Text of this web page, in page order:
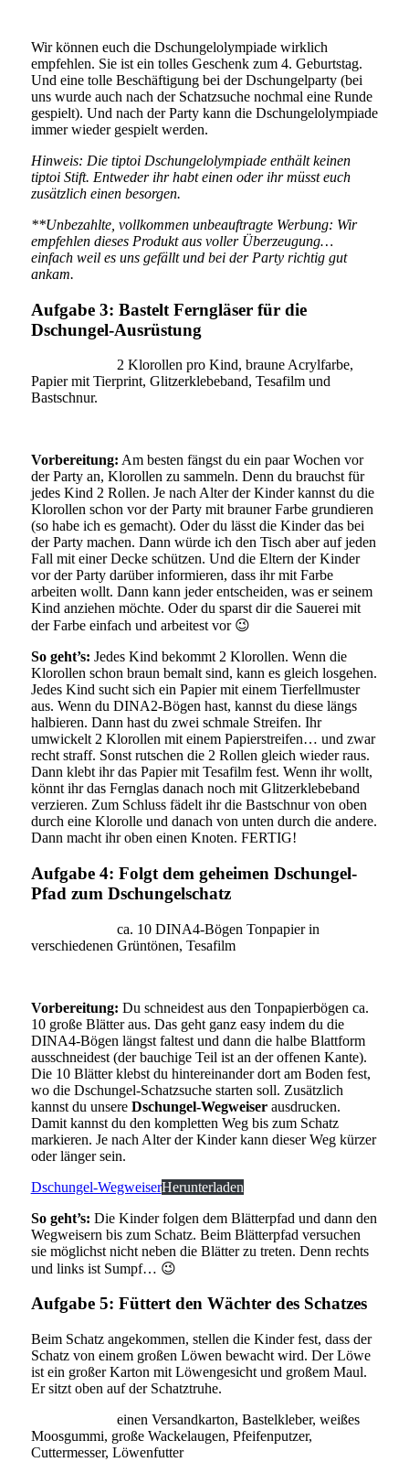
Wir können euch die Dschungelolympiade wirklich
empfehlen. Sie ist ein tolles Geschenk zum 4. Geburtstag.
Und eine tolle Beschäftigung bei der Dschungelparty (bei
uns wurde auch nach der Schatzsuche nochmal eine Runde
gespielt). Und nach der Party kann die Dschungelolympiade
immer wieder gespielt werden.
Hinweis: Die tiptoi Dschungelolympiade enthält keinen
tiptoi Stift. Entweder ihr habt einen oder ihr müsst euch
zusätzlich einen besorgen.
**Unbezahlte, vollkommen unbeauftragte Werbung: Wir
empfehlen dieses Produkt aus voller Überzeugung…
einfach weil es uns gefällt und bei der Party richtig gut
ankam.
Aufgabe 3: Bastelt Ferngläser für die
Dschungel-Ausrüstung
2 Klorollen pro Kind, braune Acrylfarbe,
Papier mit Tierprint, Glitzerklebeband, Tesafilm und
Bastschnur.
Vorbereitung: Am besten fängst du ein paar Wochen vor
der Party an, Klorollen zu sammeln. Denn du brauchst für
jedes Kind 2 Rollen. Je nach Alter der Kinder kannst du die
Klorollen schon vor der Party mit brauner Farbe grundieren
(so habe ich es gemacht). Oder du lässt die Kinder das bei
der Party machen. Dann würde ich den Tisch aber auf jeden
Fall mit einer Decke schützen. Und die Eltern der Kinder
vor der Party darüber informieren, dass ihr mit Farbe
arbeiten wollt. Dann kann jeder entscheiden, was er seinem
Kind anziehen möchte. Oder du sparst dir die Sauerei mit
der Farbe einfach und arbeitest vor 😉
So geht’s: Jedes Kind bekommt 2 Klorollen. Wenn die
Klorollen schon braun bemalt sind, kann es gleich losgehen.
Jedes Kind sucht sich ein Papier mit einem Tierfellmuster
aus. Wenn du DINA2-Bögen hast, kannst du diese längs
halbieren. Dann hast du zwei schmale Streifen. Ihr
umwickelt 2 Klorollen mit einem Papierstreifen… und zwar
recht straff. Sonst rutschen die 2 Rollen gleich wieder raus.
Dann klebt ihr das Papier mit Tesafilm fest. Wenn ihr wollt,
könnt ihr das Fernglas danach noch mit Glitzerklebeband
verzieren. Zum Schluss fädelt ihr die Bastschnur von oben
durch eine Klorolle und danach von unten durch die andere.
Dann macht ihr oben einen Knoten. FERTIG!
Aufgabe 4: Folgt dem geheimen Dschungel-
Pfad zum Dschungelschatz
ca. 10 DINA4-Bögen Tonpapier in
verschiedenen Grüntönen, Tesafilm
Vorbereitung: Du schneidest aus den Tonpapierbögen ca.
10 große Blätter aus. Das geht ganz easy indem du die
DINA4-Bögen längst faltest und dann die halbe Blattform
ausschneidest (der bauchige Teil ist an der offenen Kante).
Die 10 Blätter klebst du hintereinander dort am Boden fest,
wo die Dschungel-Schatzsuche starten soll. Zusätzlich
kannst du unsere Dschungel-Wegweiserausdrucken.
Damit kannst du den kompletten Weg bis zum Schatz
markieren. Je nach Alter der Kinder kann dieser Weg kürzer
oder länger sein.
Dschungel-WegweiserHerunterladen
So geht’s: Die Kinder folgen dem Blätterpfad und dann den
Wegweisern bis zum Schatz. Beim Blätterpfad versuchen
sie möglichst nicht neben die Blätter zu treten. Denn rechts
und links ist Sumpf… 😉
Aufgabe 5: Füttert den Wächter des Schatzes
Beim Schatz angekommen, stellen die Kinder fest, dass der
Schatz von einem großen Löwen bewacht wird. Der Löwe
ist ein großer Karton mit Löwengesicht und großem Maul.
Er sitzt oben auf der Schatztruhe.
einen Versandkarton, Bastelkleber, weißes
Moosgummi, große Wackelaugen, Pfeifenputzer,
Cuttermesser, Löwenfutter